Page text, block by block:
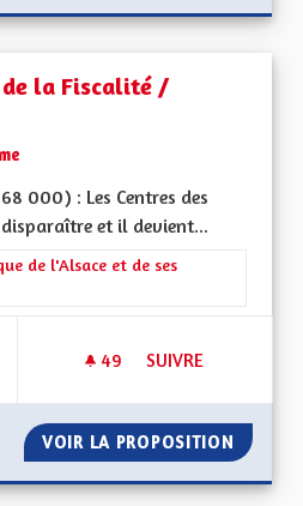
de la Fiscalité /
000) : Les Centres des
et il devient...
catégorie : L'attractivité
de l'Alsace et de ses
49 49 ABONNÉS
SUIVRE
VOIR LA PROPOSITION